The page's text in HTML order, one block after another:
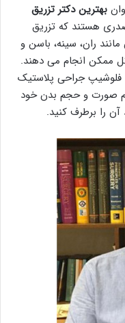
بهترین دکتر تزریق
هستند که تزریق
ران، سینه، باسن و
ممکن انجام می دهند.
جراحی پلاستیک
صورت و حجم بدن خود
آن را برطرف کنید.